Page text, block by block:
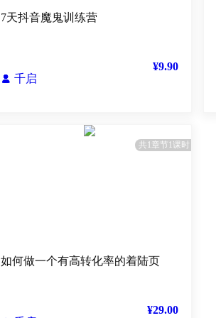
7天抖音魔鬼训练营
 千启
¥9.90
共1章节1课时
如何做一个有高转化率的着陆页
¥29.00